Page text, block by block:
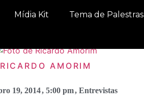
Mídia Kit
Tema de Palestras
RICARDO AMORIM
19, 2014, 5:00 pm, Entrevistas